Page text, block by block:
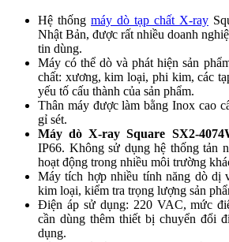
Hệ thống máy dò tạp chất X-ray
Nhật Bản, được rất nhiều doanh
tin dùng.
Máy có thể dò và phát hiện sản
chất: xương, kim loại, phi kim, các
yếu tố cấu thành của sản phẩm.
Thân máy được làm bằng Inox cao
gỉ sét.
Máy dò X-ray Square SX2-
IP66. Không sử dụng hệ thống tản
hoạt động trong nhiều môi trường
Máy tích hợp nhiều tính năng dò dị
kim loại, kiểm tra trọng lượng sản
Điện áp sử dụng: 220 VAC, mức
cần dùng thêm thiết bị chuyển đổi
dụng.